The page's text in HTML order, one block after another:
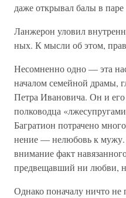
даже открывал балы в
Ланжерон уловил
ных. К мысли об этом,
Несомненно одно — эта
началом семейной драмы,
Петра Ивановича. Он и его
полководца
Багратион потрачено
нение — нелюбовь к мужу.
внимание факт
предвещавший ни любви,
Однако поначалу ничто не